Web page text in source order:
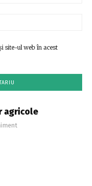
site-ul web în acest
agricole